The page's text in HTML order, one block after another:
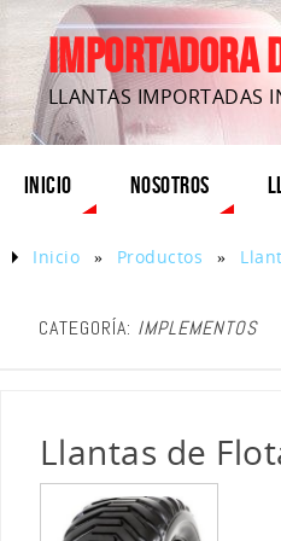
IMPORTADORA
LLANTAS IMPORTADAS
INICIO NOSOTROS
Inicio » Productos »
CATEGORÍA: IMPLEMENTOS
Llantas de